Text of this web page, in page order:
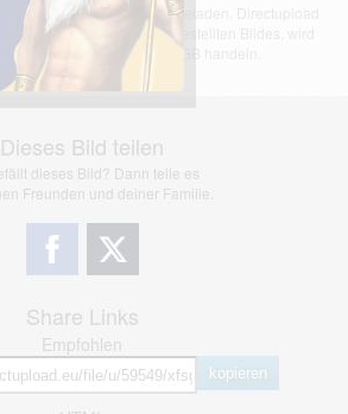
von einem Nutzer hochgeladen. Directupload
für den Inhalt des dargestellten Bildes, wird
nach §2(3) unserer AGB handeln.
Dieses Bild teilen
dieses Bild? Dann teile es
Freunden und deiner Familie.
Share Links
Empfohlen
kopieren